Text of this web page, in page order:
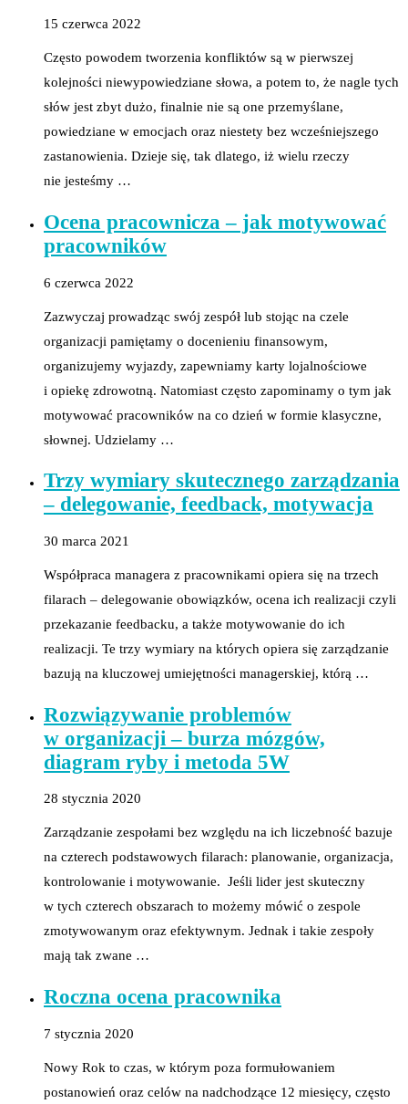
15 czerwca 2022
Często powodem tworzenia konfliktów są w pierwszej
kolejności niewypowiedziane słowa, a potem to, że nagle tych
słów jest zbyt dużo, finalnie nie są one przemyślane,
powiedziane w emocjach oraz niestety bez wcześniejszego
zastanowienia. Dzieje się, tak dlatego, iż wielu rzeczy
nie jesteśmy …
Ocena pracownicza – jak motywować
pracowników
6 czerwca 2022
Zazwyczaj prowadząc swój zespół lub stojąc na czele
organizacji pamiętamy o docenieniu finansowym,
organizujemy wyjazdy, zapewniamy karty lojalnościowe
i opiekę zdrowotną. Natomiast często zapominamy o tym jak
motywować pracowników na co dzień w formie klasyczne,
słownej. Udzielamy …
Trzy wymiary skutecznego zarządzania
– delegowanie, feedback, motywacja
30 marca 2021
Współpraca managera z pracownikami opiera się na trzech
filarach – delegowanie obowiązków, ocena ich realizacji czyli
przekazanie feedbacku, a także motywowanie do ich
realizacji. Te trzy wymiary na których opiera się zarządzanie
bazują na kluczowej umiejętności managerskiej, którą …
Rozwiązywanie problemów
w organizacji – burza mózgów,
diagram ryby i metoda 5W
28 stycznia 2020
Zarządzanie zespołami bez względu na ich liczebność bazuje
na czterech podstawowych filarach: planowanie, organizacja,
kontrolowanie i motywowanie. Jeśli lider jest skuteczny
w tych czterech obszarach to możemy mówić o zespole
zmotywowanym oraz efektywnym. Jednak i takie zespoły
mają tak zwane …
Roczna ocena pracownika
7 stycznia 2020
Nowy Rok to czas, w którym poza formułowaniem
postanowień oraz celów na nadchodzące 12 miesięcy, często